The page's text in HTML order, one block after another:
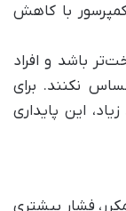
۳۶۰۰۰ اینورتر، کمپرسور با کاهش
باشد و افراد
نکنند. برای
این پایداری
فشار بیشتری